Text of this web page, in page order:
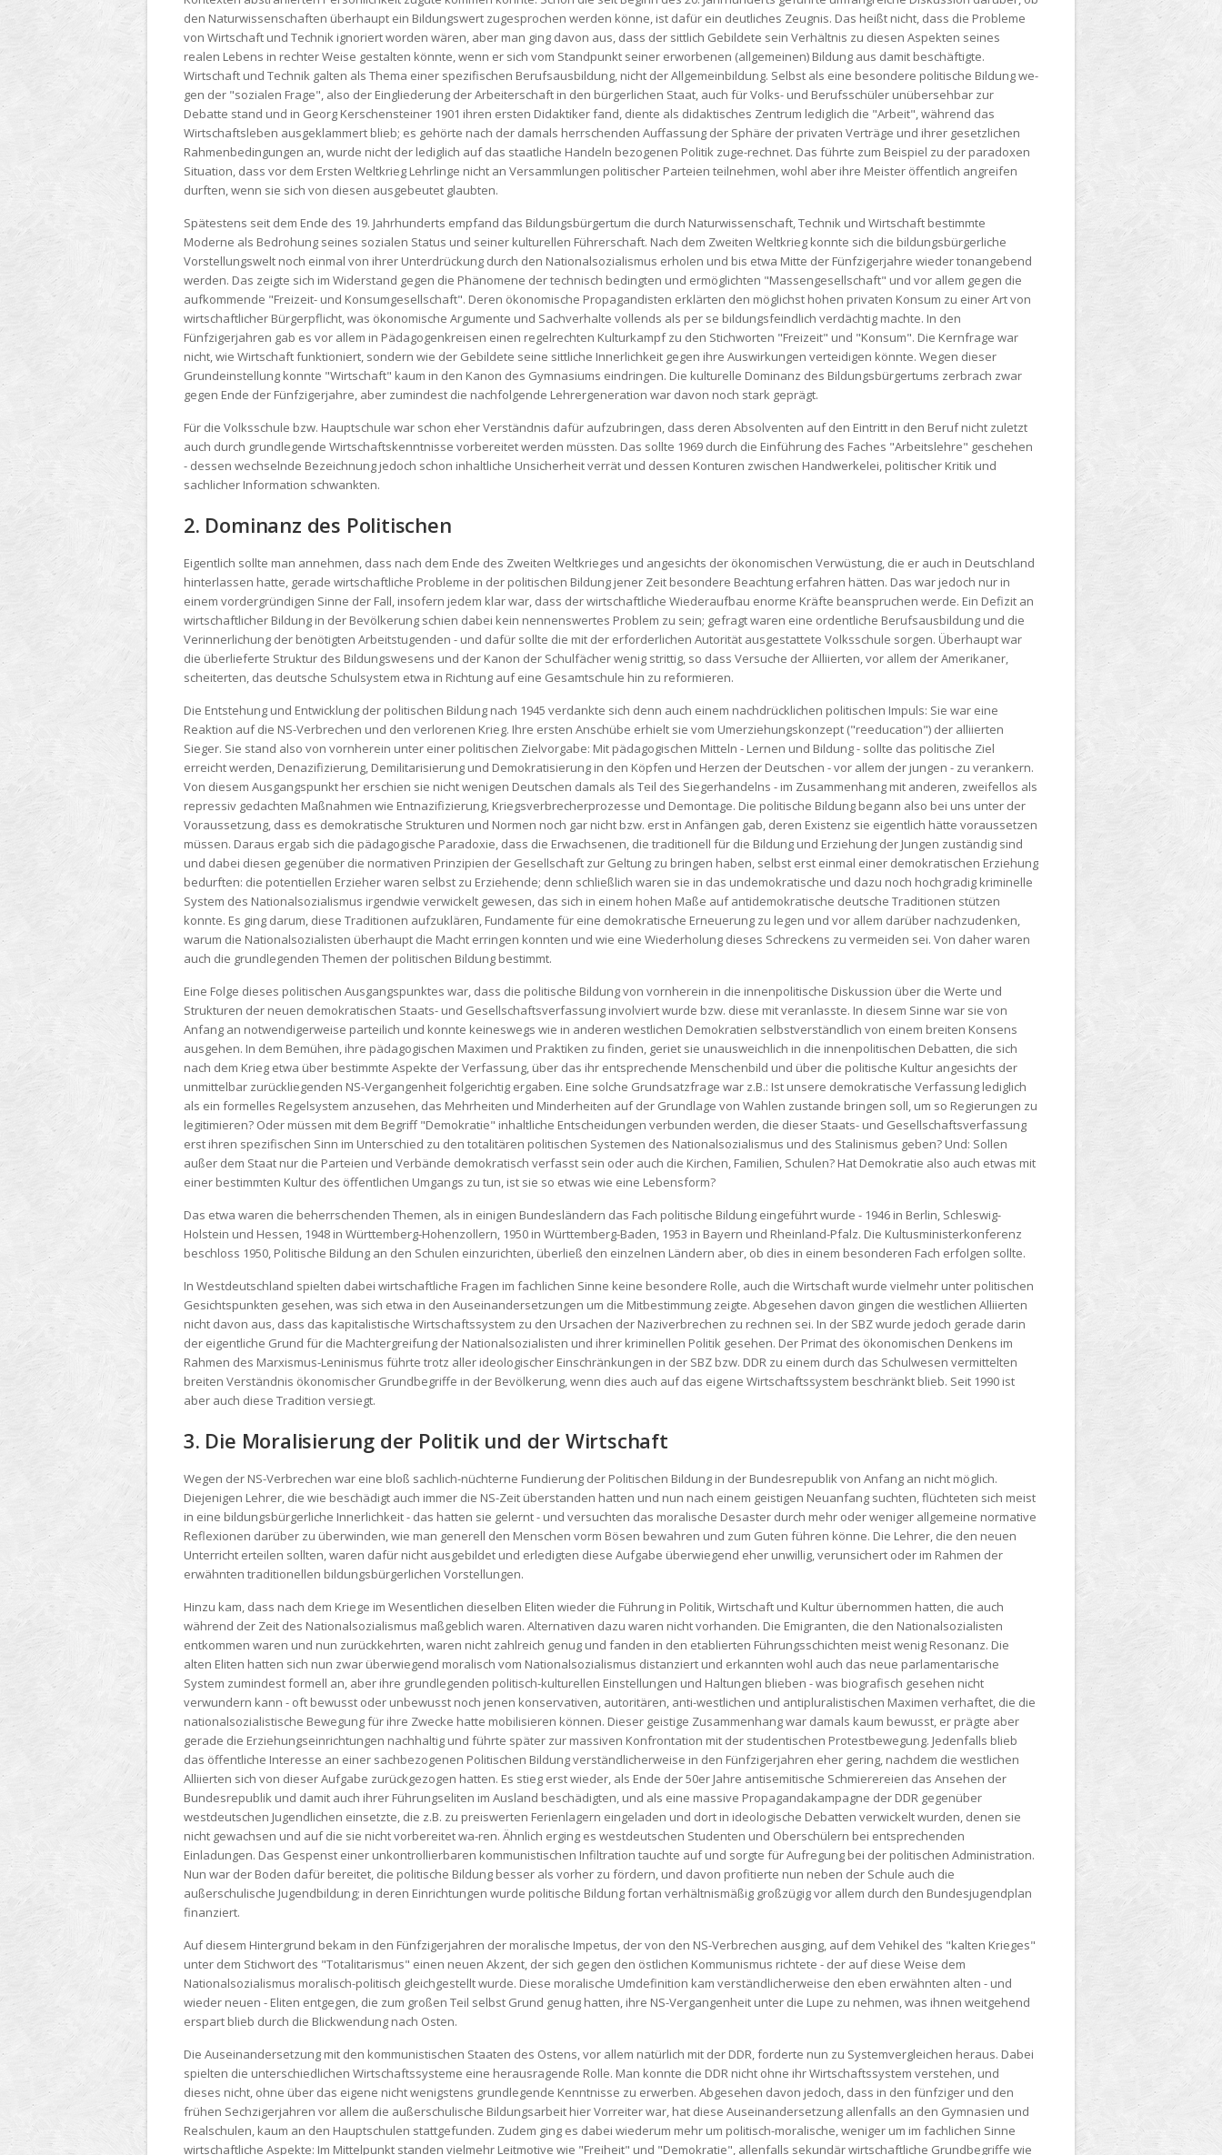
den Naturwissenschaften überhaupt ein Bildungswert zugesprochen werden könne, ist dafür ein deutliches Zeugnis. Das heißt nicht, dass die Probleme
von Wirtschaft und Technik ignoriert worden wären, aber man ging davon aus, dass der sittlich Gebildete sein Verhältnis zu diesen Aspekten seines
realen Lebens in rechter Weise gestalten könnte, wenn er sich vom Standpunkt seiner erworbenen (allgemeinen) Bildung aus damit beschäftigte.
Wirtschaft und Technik galten als Thema einer spezifischen Berufsausbildung, nicht der Allgemeinbildung. Selbst als eine besondere politische Bildung we-
gen der "sozialen Frage", also der Eingliederung der Arbeiterschaft in den bürgerlichen Staat, auch für Volks- und Berufsschüler unübersehbar zur
Debatte stand und in Georg Kerschensteiner 1901 ihren ersten Didaktiker fand, diente als didaktisches Zentrum lediglich die "Arbeit", während das
Wirtschaftsleben ausgeklammert blieb; es gehörte nach der damals herrschenden Auffassung der Sphäre der privaten Verträge und ihrer gesetzlichen
Rahmenbedingungen an, wurde nicht der lediglich auf das staatliche Handeln bezogenen Politik zuge-rechnet. Das führte zum Beispiel zu der paradoxen
Situation, dass vor dem Ersten Weltkrieg Lehrlinge nicht an Versammlungen politischer Parteien teilnehmen, wohl aber ihre Meister öffentlich angreifen
durften, wenn sie sich von diesen ausgebeutet glaubten.
Spätestens seit dem Ende des 19. Jahrhunderts empfand das Bildungsbürgertum die durch Naturwissenschaft, Technik und Wirtschaft bestimmte
Moderne als Bedrohung seines sozialen Status und seiner kulturellen Führerschaft. Nach dem Zweiten Weltkrieg konnte sich die bildungsbürgerliche
Vorstellungswelt noch einmal von ihrer Unterdrückung durch den Nationalsozialismus erholen und bis etwa Mitte der Fünfzigerjahre wieder tonangebend
werden. Das zeigte sich im Widerstand gegen die Phänomene der technisch bedingten und ermöglichten "Massengesellschaft" und vor allem gegen die
aufkommende "Freizeit- und Konsumgesellschaft". Deren ökonomische Propagandisten erklärten den möglichst hohen privaten Konsum zu einer Art von
wirtschaftlicher Bürgerpflicht, was ökonomische Argumente und Sachverhalte vollends als per se bildungsfeindlich verdächtig machte. In den
Fünfzigerjahren gab es vor allem in Pädagogenkreisen einen regelrechten Kulturkampf zu den Stichworten "Freizeit" und "Konsum". Die Kernfrage war
nicht, wie Wirtschaft funktioniert, sondern wie der Gebildete seine sittliche Innerlichkeit gegen ihre Auswirkungen verteidigen könnte. Wegen dieser
Grundeinstellung konnte "Wirtschaft" kaum in den Kanon des Gymnasiums eindringen. Die kulturelle Dominanz des Bildungsbürgertums zerbrach zwar
gegen Ende der Fünfzigerjahre, aber zumindest die nachfolgende Lehrergeneration war davon noch stark geprägt.
Für die Volksschule bzw. Hauptschule war schon eher Verständnis dafür aufzubringen, dass deren Absolventen auf den Eintritt in den Beruf nicht zuletzt
auch durch grundlegende Wirtschaftskenntnisse vorbereitet werden müssten. Das sollte 1969 durch die Einführung des Faches "Arbeitslehre" geschehen
- dessen wechselnde Bezeichnung jedoch schon inhaltliche Unsicherheit verrät und dessen Konturen zwischen Handwerkelei, politischer Kritik und
sachlicher Information schwankten.
2. Dominanz des Politischen
Eigentlich sollte man annehmen, dass nach dem Ende des Zweiten Weltkrieges und angesichts der ökonomischen Verwüstung, die er auch in Deutschland
hinterlassen hatte, gerade wirtschaftliche Probleme in der politischen Bildung jener Zeit besondere Beachtung erfahren hätten. Das war jedoch nur in
einem vordergründigen Sinne der Fall, insofern jedem klar war, dass der wirtschaftliche Wiederaufbau enorme Kräfte beanspruchen werde. Ein Defizit an
wirtschaftlicher Bildung in der Bevölkerung schien dabei kein nennenswertes Problem zu sein; gefragt waren eine ordentliche Berufsausbildung und die
Verinnerlichung der benötigten Arbeitstugenden - und dafür sollte die mit der erforderlichen Autorität ausgestattete Volksschule sorgen. Überhaupt war
die überlieferte Struktur des Bildungswesens und der Kanon der Schulfächer wenig strittig, so dass Versuche der Alliierten, vor allem der Amerikaner,
scheiterten, das deutsche Schulsystem etwa in Richtung auf eine Gesamtschule hin zu reformieren.
Die Entstehung und Entwicklung der politischen Bildung nach 1945 verdankte sich denn auch einem nachdrücklichen politischen Impuls: Sie war eine
Reaktion auf die NS-Verbrechen und den verlorenen Krieg. Ihre ersten Anschübe erhielt sie vom Umerziehungskonzept ("reeducation") der alliierten
Sieger. Sie stand also von vornherein unter einer politischen Zielvorgabe: Mit pädagogischen Mitteln - Lernen und Bildung - sollte das politische Ziel
erreicht werden, Denazifizierung, Demilitarisierung und Demokratisierung in den Köpfen und Herzen der Deutschen - vor allem der jungen - zu verankern.
Von diesem Ausgangspunkt her erschien sie nicht wenigen Deutschen damals als Teil des Siegerhandelns - im Zusammenhang mit anderen, zweifellos als
repressiv gedachten Maßnahmen wie Entnazifizierung, Kriegsverbrecherprozesse und Demontage. Die politische Bildung begann also bei uns unter der
Voraussetzung, dass es demokratische Strukturen und Normen noch gar nicht bzw. erst in Anfängen gab, deren Existenz sie eigentlich hätte voraussetzen
müssen. Daraus ergab sich die pädagogische Paradoxie, dass die Erwachsenen, die traditionell für die Bildung und Erziehung der Jungen zuständig sind
und dabei diesen gegenüber die normativen Prinzipien der Gesellschaft zur Geltung zu bringen haben, selbst erst einmal einer demokratischen Erziehung
bedurften: die potentiellen Erzieher waren selbst zu Erziehende; denn schließlich waren sie in das undemokratische und dazu noch hochgradig kriminelle
System des Nationalsozialismus irgendwie verwickelt gewesen, das sich in einem hohen Maße auf antidemokratische deutsche Traditionen stützen
konnte. Es ging darum, diese Traditionen aufzuklären, Fundamente für eine demokratische Erneuerung zu legen und vor allem darüber nachzudenken,
warum die Nationalsozialisten überhaupt die Macht erringen konnten und wie eine Wiederholung dieses Schreckens zu vermeiden sei. Von daher waren
auch die grundlegenden Themen der politischen Bildung bestimmt.
Eine Folge dieses politischen Ausgangspunktes war, dass die politische Bildung von vornherein in die innenpolitische Diskussion über die Werte und
Strukturen der neuen demokratischen Staats- und Gesellschaftsverfassung involviert wurde bzw. diese mit veranlasste. In diesem Sinne war sie von
Anfang an notwendigerweise parteilich und konnte keineswegs wie in anderen westlichen Demokratien selbstverständlich von einem breiten Konsens
ausgehen. In dem Bemühen, ihre pädagogischen Maximen und Praktiken zu finden, geriet sie unausweichlich in die innenpolitischen Debatten, die sich
nach dem Krieg etwa über bestimmte Aspekte der Verfassung, über das ihr entsprechende Menschenbild und über die politische Kultur angesichts der
unmittelbar zurückliegenden NS-Vergangenheit folgerichtig ergaben. Eine solche Grundsatzfrage war z.B.: Ist unsere demokratische Verfassung lediglich
als ein formelles Regelsystem anzusehen, das Mehrheiten und Minderheiten auf der Grundlage von Wahlen zustande bringen soll, um so Regierungen zu
legitimieren? Oder müssen mit dem Begriff "Demokratie" inhaltliche Entscheidungen verbunden werden, die dieser Staats- und Gesellschaftsverfassung
erst ihren spezifischen Sinn im Unterschied zu den totalitären politischen Systemen des Nationalsozialismus und des Stalinismus geben? Und: Sollen
außer dem Staat nur die Parteien und Verbände demokratisch verfasst sein oder auch die Kirchen, Familien, Schulen? Hat Demokratie also auch etwas mit
einer bestimmten Kultur des öffentlichen Umgangs zu tun, ist sie so etwas wie eine Lebensform?
Das etwa waren die beherrschenden Themen, als in einigen Bundesländern das Fach politische Bildung eingeführt wurde - 1946 in Berlin, Schleswig-
Holstein und Hessen, 1948 in Württemberg-Hohenzollern, 1950 in Württemberg-Baden, 1953 in Bayern und Rheinland-Pfalz. Die Kultusministerkonferenz
beschloss 1950, Politische Bildung an den Schulen einzurichten, überließ den einzelnen Ländern aber, ob dies in einem besonderen Fach erfolgen sollte.
In Westdeutschland spielten dabei wirtschaftliche Fragen im fachlichen Sinne keine besondere Rolle, auch die Wirtschaft wurde vielmehr unter politischen
Gesichtspunkten gesehen, was sich etwa in den Auseinandersetzungen um die Mitbestimmung zeigte. Abgesehen davon gingen die westlichen Alliierten
nicht davon aus, dass das kapitalistische Wirtschaftssystem zu den Ursachen der Naziverbrechen zu rechnen sei. In der SBZ wurde jedoch gerade darin
der eigentliche Grund für die Machtergreifung der Nationalsozialisten und ihrer kriminellen Politik gesehen. Der Primat des ökonomischen Denkens im
Rahmen des Marxismus-Leninismus führte trotz aller ideologischer Einschränkungen in der SBZ bzw. DDR zu einem durch das Schulwesen vermittelten
breiten Verständnis ökonomischer Grundbegriffe in der Bevölkerung, wenn dies auch auf das eigene Wirtschaftssystem beschränkt blieb. Seit 1990 ist
aber auch diese Tradition versiegt.
3. Die Moralisierung der Politik und der Wirtschaft
Wegen der NS-Verbrechen war eine bloß sachlich-nüchterne Fundierung der Politischen Bildung in der Bundesrepublik von Anfang an nicht möglich.
Diejenigen Lehrer, die wie beschädigt auch immer die NS-Zeit überstanden hatten und nun nach einem geistigen Neuanfang suchten, flüchteten sich meist
in eine bildungsbürgerliche Innerlichkeit - das hatten sie gelernt - und versuchten das moralische Desaster durch mehr oder weniger allgemeine normative
Reflexionen darüber zu überwinden, wie man generell den Menschen vorm Bösen bewahren und zum Guten führen könne. Die Lehrer, die den neuen
Unterricht erteilen sollten, waren dafür nicht ausgebildet und erledigten diese Aufgabe überwiegend eher unwillig, verunsichert oder im Rahmen der
erwähnten traditionellen bildungsbürgerlichen Vorstellungen.
Hinzu kam, dass nach dem Kriege im Wesentlichen dieselben Eliten wieder die Führung in Politik, Wirtschaft und Kultur übernommen hatten, die auch
während der Zeit des Nationalsozialismus maßgeblich waren. Alternativen dazu waren nicht vorhanden. Die Emigranten, die den Nationalsozialisten
entkommen waren und nun zurückkehrten, waren nicht zahlreich genug und fanden in den etablierten Führungsschichten meist wenig Resonanz. Die
alten Eliten hatten sich nun zwar überwiegend moralisch vom Nationalsozialismus distanziert und erkannten wohl auch das neue parlamentarische
System zumindest formell an, aber ihre grundlegenden politisch-kulturellen Einstellungen und Haltungen blieben - was biografisch gesehen nicht
verwundern kann - oft bewusst oder unbewusst noch jenen konservativen, autoritären, anti-westlichen und antipluralistischen Maximen verhaftet, die die
nationalsozialistische Bewegung für ihre Zwecke hatte mobilisieren können. Dieser geistige Zusammenhang war damals kaum bewusst, er prägte aber
gerade die Erziehungseinrichtungen nachhaltig und führte später zur massiven Konfrontation mit der studentischen Protestbewegung. Jedenfalls blieb
das öffentliche Interesse an einer sachbezogenen Politischen Bildung verständlicherweise in den Fünfzigerjahren eher gering, nachdem die westlichen
Alliierten sich von dieser Aufgabe zurückgezogen hatten. Es stieg erst wieder, als Ende der 50er Jahre antisemitische Schmierereien das Ansehen der
Bundesrepublik und damit auch ihrer Führungseliten im Ausland beschädigten, und als eine massive Propagandakampagne der DDR gegenüber
westdeutschen Jugendlichen einsetzte, die z.B. zu preiswerten Ferienlagern eingeladen und dort in ideologische Debatten verwickelt wurden, denen sie
nicht gewachsen und auf die sie nicht vorbereitet wa-ren. Ähnlich erging es westdeutschen Studenten und Oberschülern bei entsprechenden
Einladungen. Das Gespenst einer unkontrollierbaren kommunistischen Infiltration tauchte auf und sorgte für Aufregung bei der politischen Administration.
Nun war der Boden dafür bereitet, die politische Bildung besser als vorher zu fördern, und davon profitierte nun neben der Schule auch die
außerschulische Jugendbildung; in deren Einrichtungen wurde politische Bildung fortan verhältnismäßig großzügig vor allem durch den Bundesjugendplan
finanziert.
Auf diesem Hintergrund bekam in den Fünfzigerjahren der moralische Impetus, der von den NS-Verbrechen ausging, auf dem Vehikel des "kalten Krieges"
unter dem Stichwort des "Totalitarismus" einen neuen Akzent, der sich gegen den östlichen Kommunismus richtete - der auf diese Weise dem
Nationalsozialismus moralisch-politisch gleichgestellt wurde. Diese moralische Umdefinition kam verständlicherweise den eben erwähnten alten - und
wieder neuen - Eliten entgegen, die zum großen Teil selbst Grund genug hatten, ihre NS-Vergangenheit unter die Lupe zu nehmen, was ihnen weitgehend
erspart blieb durch die Blickwendung nach Osten.
Die Auseinandersetzung mit den kommunistischen Staaten des Ostens, vor allem natürlich mit der DDR, forderte nun zu Systemvergleichen heraus. Dabei
spielten die unterschiedlichen Wirtschaftssysteme eine herausragende Rolle. Man konnte die DDR nicht ohne ihr Wirtschaftssystem verstehen, und
dieses nicht, ohne über das eigene nicht wenigstens grundlegende Kenntnisse zu erwerben. Abgesehen davon jedoch, dass in den fünfziger und den
frühen Sechzigerjahren vor allem die außerschulische Bildungsarbeit hier Vorreiter war, hat diese Auseinandersetzung allenfalls an den Gymnasien und
Realschulen, kaum an den Hauptschulen stattgefunden. Zudem ging es dabei wiederum mehr um politisch-moralische, weniger um im fachlichen Sinne
wirtschaftliche Aspekte: Im Mittelpunkt standen vielmehr Leitmotive wie "Freiheit" und "Demokratie", allenfalls sekundär wirtschaftliche Grundbegriffe wie